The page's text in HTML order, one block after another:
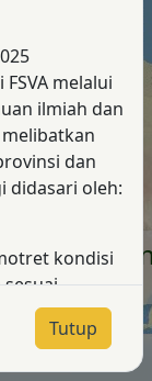
melalui
ilmiah dan
dan
didasari oleh:
kondisi
Tutup